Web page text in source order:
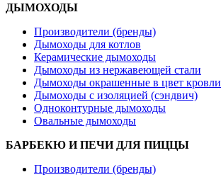
ДЫМОХОДЫ
Производители (бренды)
Дымоходы для котлов
Керамические дымоходы
Дымоходы из нержавеющей стали
Дымоходы окрашенные в цвет кровли
Дымоходы с изоляцией (сэндвич)
Одноконтурные дымоходы
Овальные дымоходы
БАРБЕКЮ И ПЕЧИ ДЛЯ ПИЦЦЫ
Производители (бренды)